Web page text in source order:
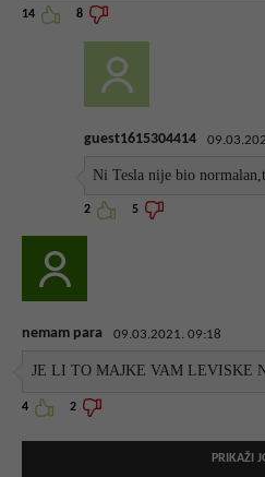
14 8
guest1615304414
Ni Tesla nije bio
2 5
nemam para 09.03.2021. 09:18
JE LI TO MAJKE VAM LEVISKE
4 2
PRIKAŽI